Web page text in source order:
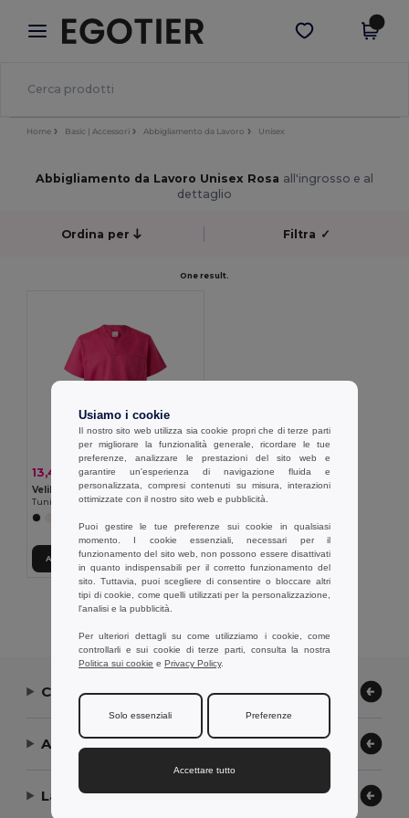
× App Egotier
Prezzi migliori sull'app!
Scarica app
Home Basic | Accessori Abbigliamento da Lavoro Unisex
Abbigliamento da Lavoro Unisex Rosa all'ingrosso e al
dettaglio
Ordina per Filtra ✓
One result.
13,40 € 18,88 € -29%
Velilla 36132
Tunica in twill (190g/m²) a maniche corte, in poliestere (65%) e cotone (35%)
Aggiungi al carrello
Visualizzazione Di Tutti I Prodotti.
Contattaci
Aiuto or Assistenza
La nostra azienda
Usiamo i cookie
Il nostro sito web utilizza sia cookie propri che di terze parti
per migliorare la funzionalità generale, ricordare le tue
preferenze, analizzare le prestazioni del sito web e
garantire un'esperienza di navigazione fluida e
personalizzata, compresi contenuti su misura, interazioni
ottimizzate con il nostro sito web e pubblicità.
Puoi gestire le tue preferenze sui cookie in qualsiasi
momento. I cookie essenziali, necessari per il
funzionamento del sito web, non possono essere disattivati
in quanto indispensabili per il corretto funzionamento del
sito. Tuttavia, puoi scegliere di consentire o bloccare altri
tipi di cookie, come quelli utilizzati per la personalizzazione,
l'analisi e la pubblicità.
Per ulteriori dettagli su come utilizziamo i cookie, come
controllarli e sui cookie di terze parti, consulta la nostra
Politica sui cookie e Privacy Policy.
Solo essenziali Preferenze
Accettare tutto